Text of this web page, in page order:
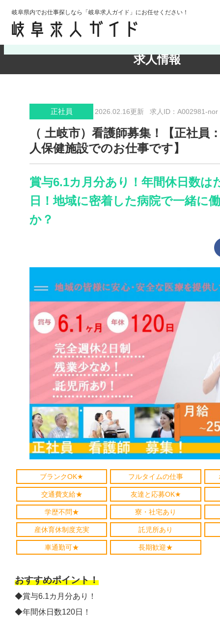
岐阜県内でお仕事探しなら「岐阜求人ガイド」にお任せください！
求人情報
検索条件の確認・変更
正社員 2026.02.16更新 求人ID：A002981-nor
（ 土岐市）看護師募集！【正社員
人保健施設でのお仕事です】
賞与6.1カ月分あり！年間休日数は
日！地域に密着した病院で一緒に
か？
ブランクOK★ フルタイムの仕事
交通費支給★ 友達と応募OK★
学歴不問★ 寮・社宅あり
産休育休制度充実 託児所あり
車通勤可★ 長期歓迎★
おすすめポイント！
◆賞与6.1カ月分あり！
◆年間休日数120日！